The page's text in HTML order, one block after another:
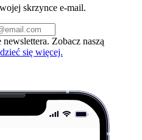
skrzynce e-mail.
Zobacz naszą
się więcej.